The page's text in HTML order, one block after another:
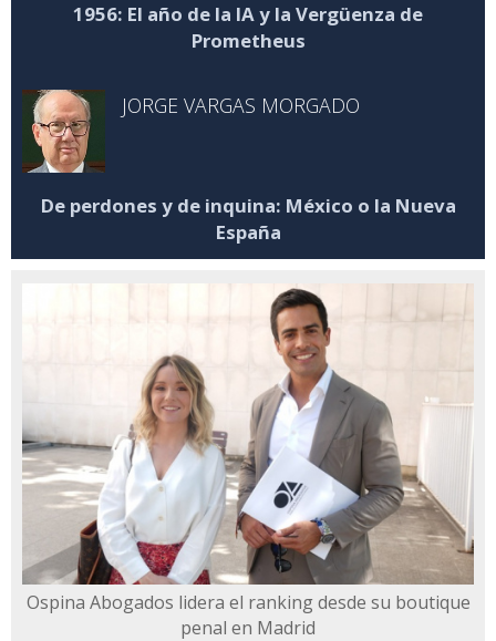
1956: El año de la IA y la Vergüenza de
Prometheus
JORGE VARGAS MORGADO
De perdones y de inquina: México o la Nueva
España
Ospina Abogados lidera el ranking desde su boutique
penal en Madrid